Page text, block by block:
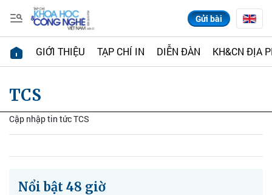
Gửi bài
GIỚI THIỆU TẠP CHÍ IN DIỄN ĐÀN KH&CN ĐỊA
TCS
Cập nhập tin tức TCS
Nổi bật 48 giờ